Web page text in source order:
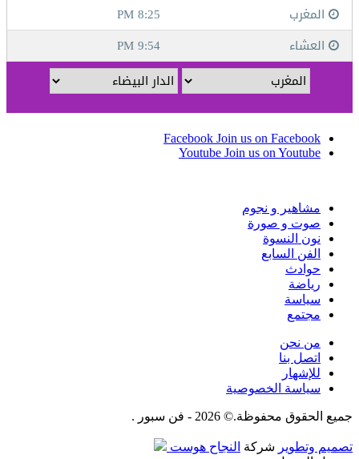
Facebook Join us on Facebook
Youtube Join us on Youtube
مشاهير و نجوم
صوت و صورة
نون النسوة
الفن السابع
حوادث
رياضة
سياسة
مجتمع
من نحن
اتصل بنا
للإشهار
سياسة الخصوصية
جميع الحقوق محفوظة.© 2026 - فن سبور .
تصميم وتطوير شركة النجاح هوست